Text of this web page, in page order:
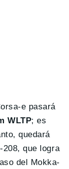
e pasará
WLTP; es
quedará
208, que logra
del Mokka-